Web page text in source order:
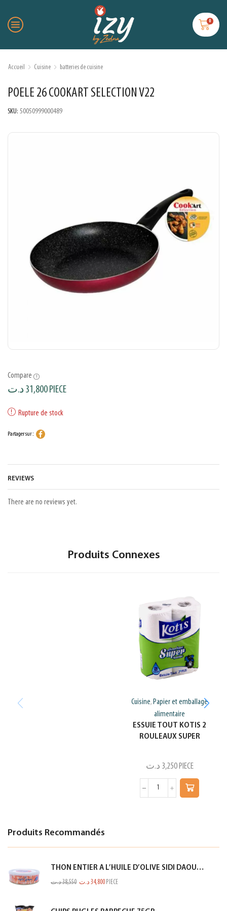
0
Accueil Cuisine batteries de cuisine
POELE 26 COOKART SELECTION V22
SKU: 50050999000489
Compare
31,800د.ت PIECE
Rupture de stock
Partager sur :
REVIEWS
There are no reviews yet.
Produits Connexes
Cuisine, Papier et emballage
alimentaire
ESSUIE TOUT KOTIS 2
ROULEAUX SUPER
3,250 د.ت PIECE
Produits Recommandés
THON ENTIER A L’HUILE D’OLIVE SIDI DAOUD 950G
38,550د.ت 34,800 د.ت PIECE